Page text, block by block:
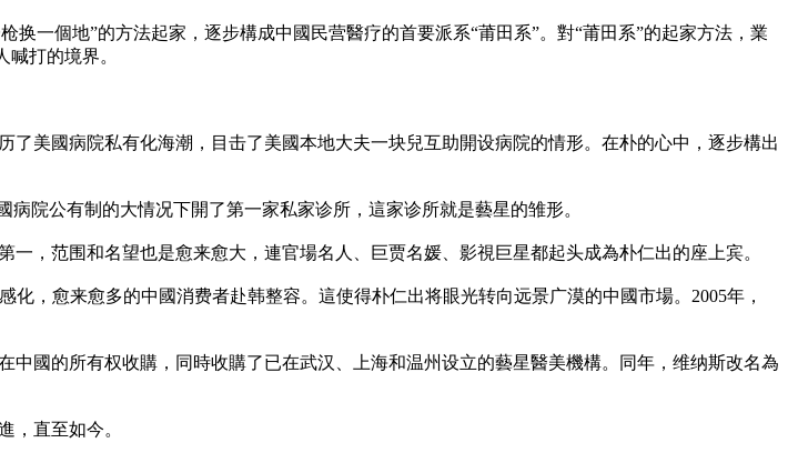
换一個地”的方法起家，逐步構成中國民营醫疗的首要派系“莆田系”。對“莆田系”的起家方法，業
打的境界。
美國病院私有化海潮，目击了美國本地大夫一块兒互助開设病院的情形。在朴的心中，逐步構出
院公有制的大情况下開了第一家私家诊所，這家诊所就是藝星的雏形。
，范围和名望也是愈来愈大，連官場名人、巨贾名媛、影視巨星都起头成為朴仁出的座上宾。
，愈来愈多的中國消费者赴韩整容。這使得朴仁出将眼光转向远景广漠的中國市場。2005年，
中國的所有权收購，同時收購了已在武汉、上海和温州设立的藝星醫美機構。同年，维纳斯改名為
，直至如今。